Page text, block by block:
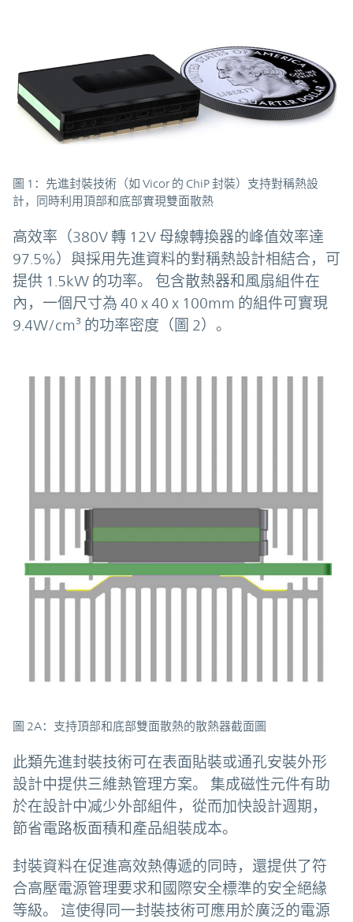
圖 1：先進封裝技術（如 Vicor 的 ChiP 封裝）支持對稱熱設
計，同時利用頂部和底部實現雙面散熱
高效率（380V 轉 12V 母線轉換器的峰值效率達
97.5%）與採用先進資料的對稱熱設計相結合，可
提供 1.5kW 的功率。 包含散熱器和風扇組件在
內，一個尺寸為 40 x 40 x 100mm 的組件可實現
9.4W/cm³ 的功率密度（圖 2）。
圖 2A：支持頂部和底部雙面散熱的散熱器截面圖
此類先進封裝技術可在表面貼裝或通孔安裝外形
設計中提供三維熱管理方案。 集成磁性元件有助
於在設計中减少外部組件，從而加快設計週期，
節省電路板面積和產品組裝成本。
封裝資料在促進高效熱傳遞的同時，還提供了符
合高壓電源管理要求和國際安全標準的安全絕緣
等級。 這使得同一封裝技術可應用於廣泛的電源